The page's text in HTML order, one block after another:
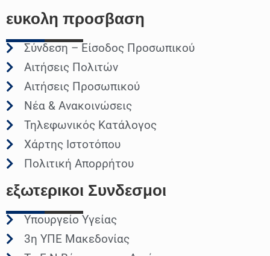
ευκολη προσβαση
Σύνδεση – Είσοδος Προσωπικού
Αιτήσεις Πολιτών
Αιτήσεις Προσωπικού
Νέα & Ανακοινώσεις
Τηλεφωνικός Κατάλογος
Χάρτης Ιστοτόπου
Πολιτική Απορρήτου
εξωτερικοι Συνδεσμοι
Υπουργείο Υγείας
3η ΥΠΕ Μακεδονίας